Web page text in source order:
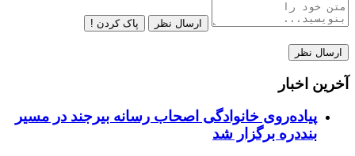
ارسال نظر پاک کردن !
آخرین اخبار
پیاده‌روی خانوادگی اصحاب رسانه بیرجند در مسیر
بنددره برگزار شد